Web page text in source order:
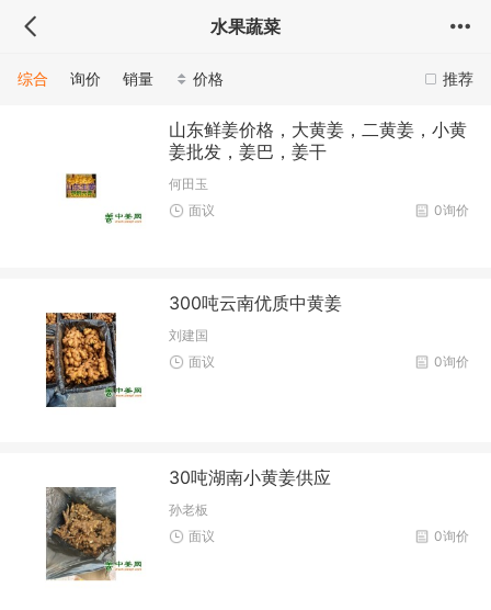
水果蔬菜
推荐
综合 询价 销量 价格
山东鲜姜价格，大黄姜，二黄姜，小黄
姜批发，姜巴，姜干
何田玉
0询价
面议
300吨云南优质中黄姜
刘建国
0询价
面议
30吨湖南小黄姜供应
孙老板
0询价
面议